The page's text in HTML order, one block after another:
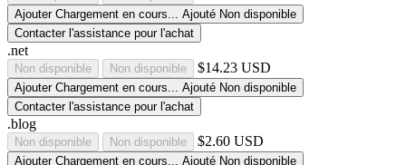
Ajouter Chargement en cours... Ajouté Non disponible
Contacter l'assistance pour l'achat
.net
Non disponible Non disponible $14.23 USD
Ajouter Chargement en cours... Ajouté Non disponible
Contacter l'assistance pour l'achat
.blog
Non disponible Non disponible $2.60 USD
Ajouter Chargement en cours... Ajouté Non disponible